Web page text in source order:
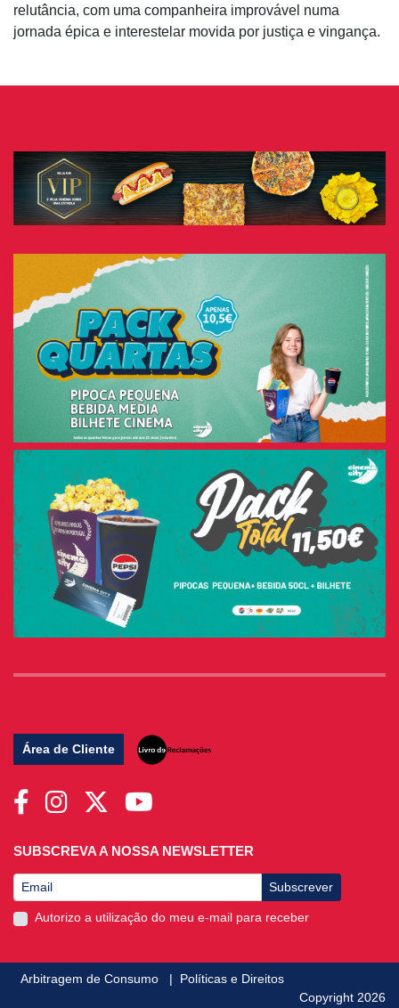
relutância, com uma companheira improvável numa
jornada épica e interestelar movida por justiça e vingança.
Área de Cliente
SUBSCREVA A NOSSA NEWSLETTER
Subscrever
Autorizo a utilização do meu e-mail para receber
Arbitragem de Consumo |
Políticas e Direitos
Copyright 2026